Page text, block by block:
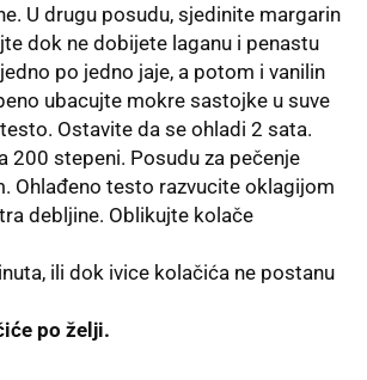
U drugu posudu, sjedinite margarin
dok ne dobijete laganu i penastu
po jedno jaje, a potom i vanilin
ubacujte mokre sastojke u suve
Ostavite da se ohladi 2 sata.
200 stepeni. Posudu za pečenje
Ohlađeno testo razvucite oklagijom
debljine. Oblikujte kolače
ili dok ivice kolačića ne postanu
po želji.